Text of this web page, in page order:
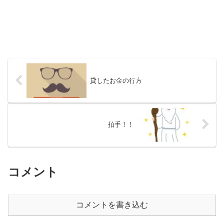
貸したお金の行方
拍手！！
コメント
コメントを書き込む